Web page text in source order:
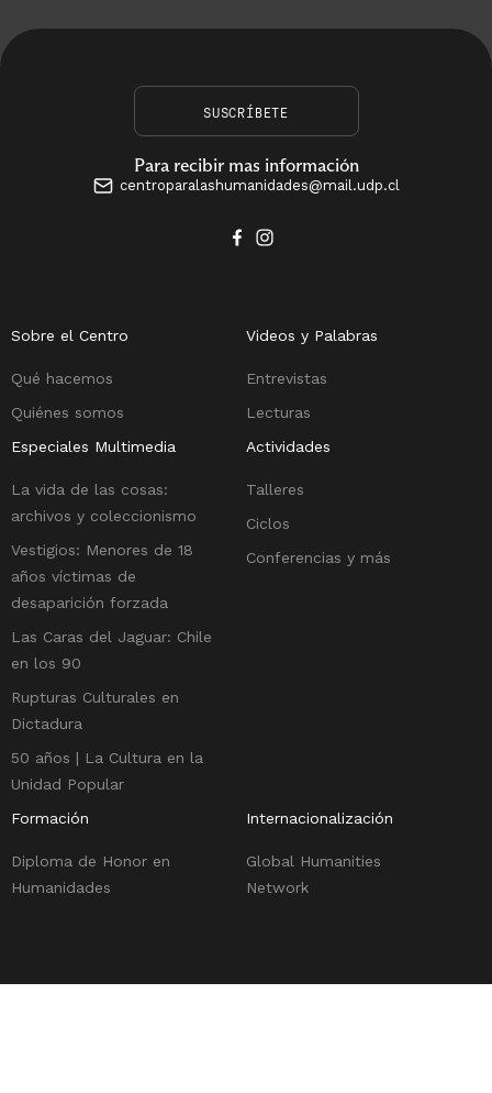
SUSCRÍBETE
Para recibir mas información
centroparalashumanidades@mail.udp.cl
Sobre el Centro
Qué hacemos
Quiénes somos
Videos y Palabras
Entrevistas
Lecturas
Especiales Multimedia
La vida de las cosas:
archivos y coleccionismo
Vestigios: Menores de 18
años víctimas de
desaparición forzada
Las Caras del Jaguar: Chile
en los 90
Rupturas Culturales en
Dictadura
50 años | La Cultura en la
Unidad Popular
Actividades
Talleres
Ciclos
Conferencias y más
Formación
Diploma de Honor en
Humanidades
Internacionalización
Global Humanities
Network